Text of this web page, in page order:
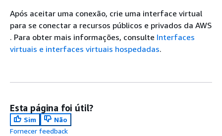
Após aceitar uma conexão, crie uma interface virtual
para se conectar a recursos públicos e privados da AWS
. Para obter mais informações, consulte Interfaces
virtuais e interfaces virtuais hospedadas.
Esta página foi útil?
Sim
Não
Fornecer feedback